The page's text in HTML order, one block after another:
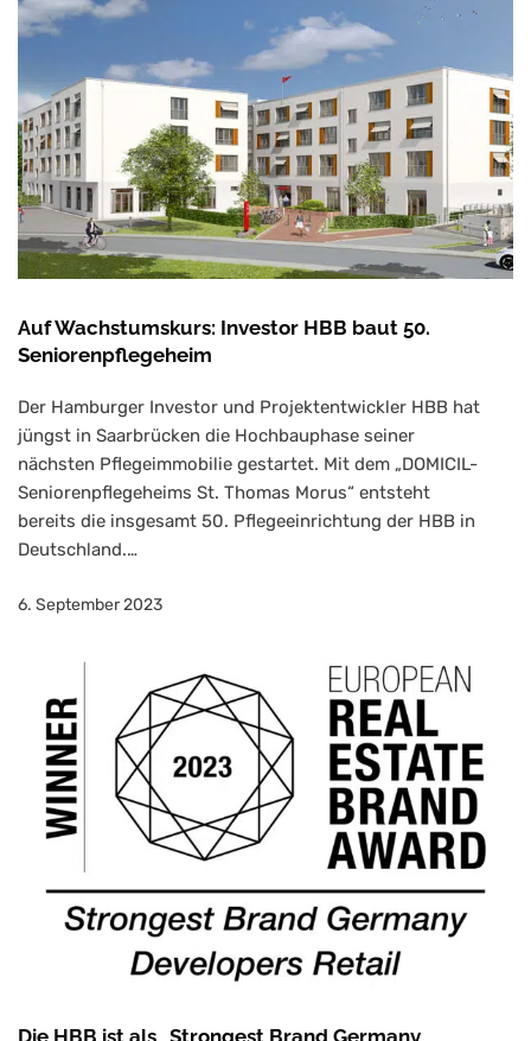
Auf Wachstumskurs: Investor HBB baut 50.
Seniorenpflegeheim
Der Hamburger Investor und Projektentwickler HBB hat
jüngst in Saarbrücken die Hochbauphase seiner
nächsten Pflegeimmobilie gestartet. Mit dem „DOMICIL-
Seniorenpflegeheims St. Thomas Morus“ entsteht
bereits die insgesamt 50. Pflegeeinrichtung der HBB in
Deutschland.…
6. September 2023